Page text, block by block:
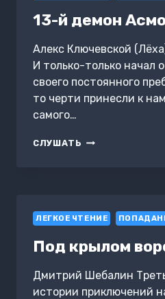
CONTRE
SHOLMÈS
13-й демон
Алекс Ключевской
И только-только начал
своего постоянного
то черти принесли к
самого…
СЛУШАТЬ 13-
ЛЕГКОЕ ЧТЕНИЕ
Под крылом
Дмитрий Шебалин
истории приключений